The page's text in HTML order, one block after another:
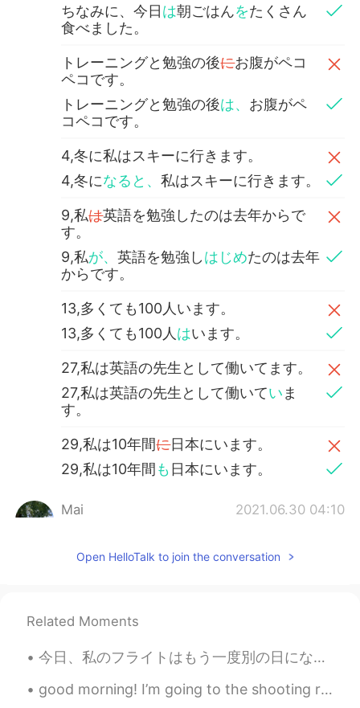
ちなみに、今日は朝ごはんをたくさん
食べました。
トレーニングと勉強の後にお腹がペコ
ペコです。
トレーニングと勉強の後は、 お腹がペ
コペコです。
4,冬に私はスキーに行きます。
4,冬になると、私はスキーに行きます。
9,私は英語を勉強したのは去年からで
す。
9,私が、英語を勉強しはじめたのは去年
からです。
13,多くても100人います。
13,多くても100人 はいます。
27,私は英語の先生として働いてます。
27,私は英語の先生として働いてい ま
す。
29,私は10年間に日本にいます。
29,私は10年間 も 日本にいます。
Mai 2021.06.30 04:10
今年の半分もう終わりました。
書いた文章を
を 食べました。
Open HelloTalk to join the conversation
Related Moments
今日、私のフライトはもう一度別の日になりました。数月間に何回かリスケジュールしました。あああああっー！諦めました。🤦‍♀️食いしん坊の日常に戻ります。たくさん注文をして、思わずに一人で全部食べて...
good morning! I’m going to the shooting range with my friend and my brother today. I’ll be sure t...